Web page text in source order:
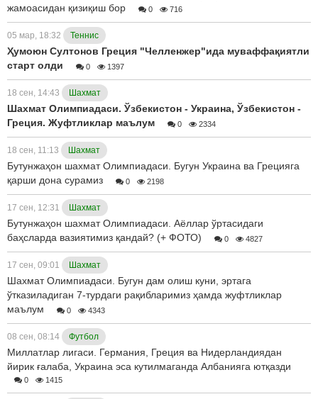
жамоасидан қизиқиш бор
0 716
05 мар, 18:32 Теннис
Ҳумоюн Султонов Греция "Челленжер"ида муваффақиятли
старт олди
0 1397
18 сен, 14:43 Шахмат
Шахмат Олимпиадаси. Ўзбекистон - Украина, Ўзбекистон -
Греция. Жуфтликлар маълум
0 2334
18 сен, 11:13 Шахмат
Бутунжаҳон шахмат Олимпиадаси. Бугун Украина ва Грецияга
қарши дона сурамиз
0 2198
17 сен, 12:31 Шахмат
Бутунжаҳон шахмат Олимпиадаси. Аёллар ўртасидаги
баҳсларда вазиятимиз қандай? (+ ФОТО)
0 4827
17 сен, 09:01 Шахмат
Шахмат Олимпиадаси. Бугун дам олиш куни, эртага
ўтказиладиган 7-турдаги рақибларимиз ҳамда жуфтликлар
маълум
0 4343
08 сен, 08:14 Футбол
Миллатлар лигаси. Германия, Греция ва Нидерландиядан
йирик ғалаба, Украина эса кутилмаганда Албанияга ютқазди
0 1415